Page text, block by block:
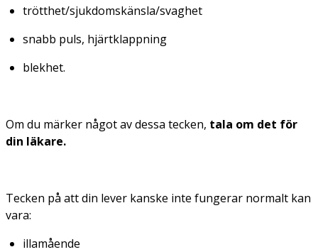
trötthet/sjukdomskänsla/svaghet
snabb puls, hjärtklappning
blekhet.
Om du märker något av dessa tecken, tala om det för
din läkare.
Tecken på att din lever kanske inte fungerar normalt kan
vara:
illamående